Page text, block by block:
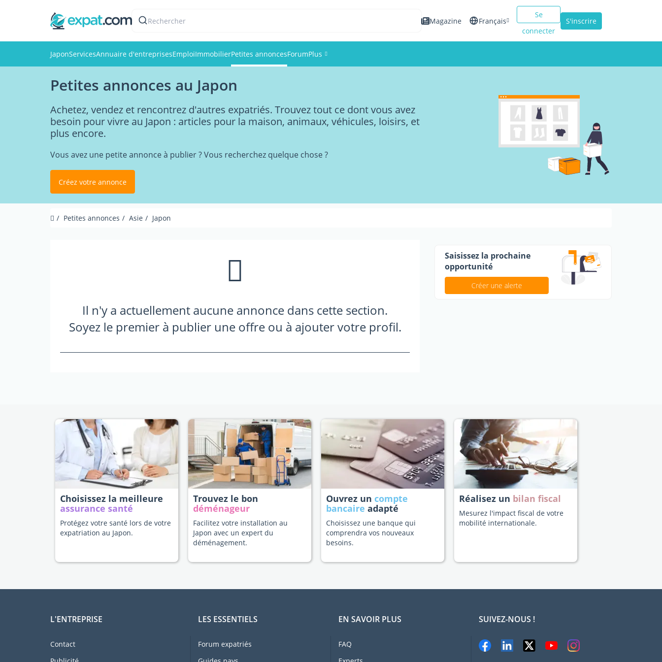
Rechercher Magazine Français
Se
connecter
S'inscrire
JaponServicesAnnuaire d'entreprisesEmploiImmobilierPetites annoncesForumPlus
Membres
Petites annonces au Japon
Achetez, vendez et rencontrez d'autres expatriés. Trouvez tout ce dont vous avez
besoin pour vivre au Japon : articles pour la maison, animaux, véhicules, loisirs, et
plus encore.
Vous avez une petite annonce à publier ? Vous recherchez quelque chose ?
Créez votre annonce
Petites annonces Asie Japon
Il n'y a actuellement aucune annonce dans cette section.
Soyez le premier à publier une offre ou à ajouter votre profil.
Saisissez la prochaine
opportunité
Créer une alerte
Choisissez la meilleure
assurance santé
Protégez votre santé lors de votre
expatriation au Japon.
Trouvez le bon
déménageur
Facilitez votre installation au
Japon avec un expert du
déménagement.
Ouvrez un compte
bancaire adapté
Choisissez une banque qui
comprendra vos nouveaux
besoins.
Réalisez un bilan fiscal
Mesurez l'impact fiscal de votre
mobilité internationale.
L'ENTREPRISE
Contact
LES ESSENTIELS
Forum expatriés
EN SAVOIR PLUS
FAQ
SUIVEZ-NOUS !